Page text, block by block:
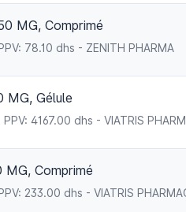
MG, Comprimé
78.10 dhs - ZENITH PHARMA
MG, Gélule
4167.00 dhs - VIATRIS
MG, Comprimé
233.00 dhs - VIATRIS